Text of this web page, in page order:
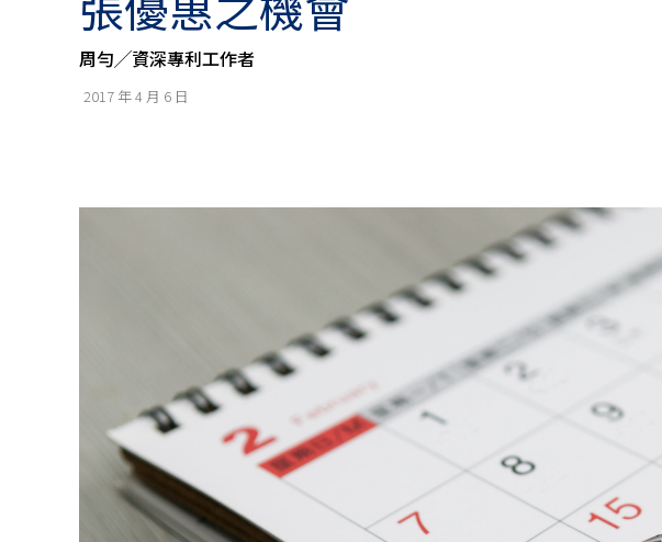
標
│
│
專
佈
局
│
周勻╱資深專利工作者
2017 年 4 月 6 日